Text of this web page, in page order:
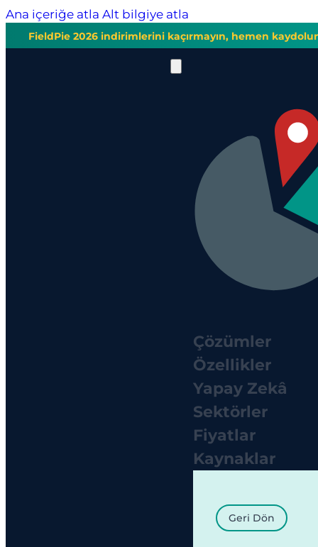
Ana içeriğe atla Alt bilgiye atla
FieldPie 2026 indirimlerini kaçırmayın, hemen
Çözümler
Özellikler
Yapay Zekâ
Sektörler
Fiyatlar
Kaynaklar
Geri Dön